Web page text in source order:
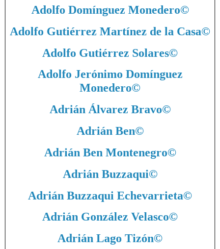
Adolfo Domínguez Monedero©
Adolfo Gutiérrez Martínez de la Casa©
Adolfo Gutiérrez Solares©
Adolfo Jerónimo Domínguez
Monedero©
Adrián Álvarez Bravo©
Adrián Ben©
Adrián Ben Montenegro©
Adrián Buzzaqui©
Adrián Buzzaqui Echevarrieta©
Adrián González Velasco©
Adrián Lago Tizón©